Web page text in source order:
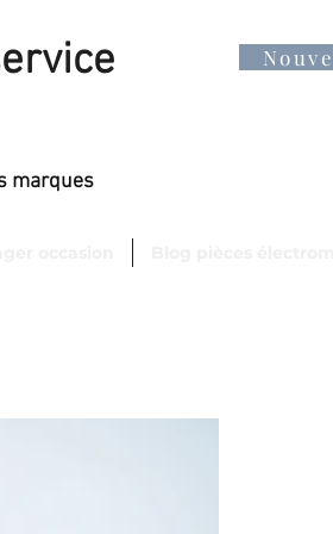
marques